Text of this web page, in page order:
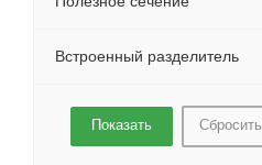
Встроенный разделитель
Сбросить